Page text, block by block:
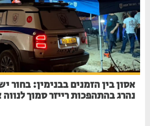
נהרג בהתהפכות רייזר סמוך לנווה